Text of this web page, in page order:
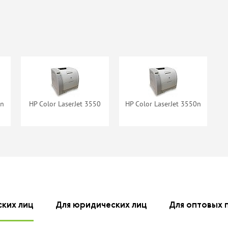
Q2672A
HP Color LaserJet 3550 HP Color LaserJet 3550n
лиц Для юридических лиц Для оптовых